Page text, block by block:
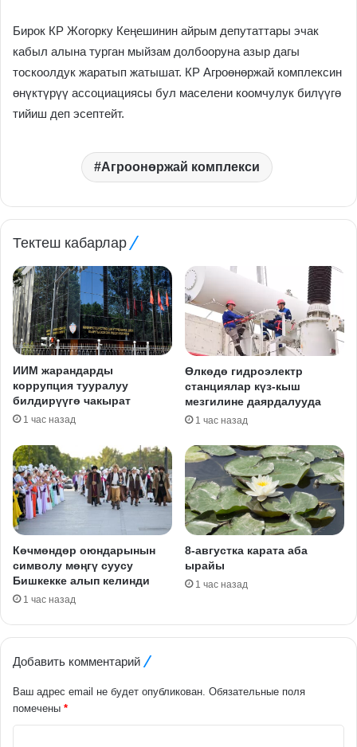
Бирок КР Жогорку Кеңешинин айрым депутаттары эчак
кабыл алына турган мыйзам долбооруна азыр дагы
тоскоолдук жаратып жатышат. КР Агроөнөржай комплексин
өнүктүрүү ассоциациясы бул маселени коомчулук билүүгө
тийиш деп эсептейт.
Агроонөржай комплекси
Тектеш кабарлар
ИИМ жарандарды
коррупция тууралуу
билдирүүгө чакырат
1 час назад
Өлкөдө гидроэлектр
станциялар күз-кыш
мезгилине даярдалууда
1 час назад
Көчмөндөр оюндарынын
символу мөңгү суусу
Бишкекке алып келинди
1 час назад
8-августка карата аба
ырайы
1 час назад
Добавить комментарий
Ваш адрес email не будет опубликован. Обязательные поля
помечены *